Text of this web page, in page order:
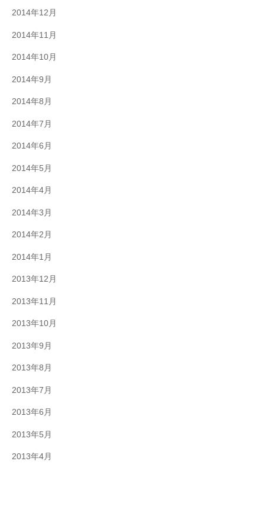
2014年12月
2014年11月
2014年10月
2014年9月
2014年8月
2014年7月
2014年6月
2014年5月
2014年4月
2014年3月
2014年2月
2014年1月
2013年12月
2013年11月
2013年10月
2013年9月
2013年8月
2013年7月
2013年6月
2013年5月
2013年4月